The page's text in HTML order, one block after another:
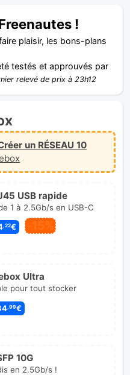
!
plaisir, les bons-plans
testés et approuvés par
relevé de prix à 23h12
un RÉSEAU 10
USB rapide
1 à 2.5Gb/s en USB-C
,22€ -15%
Ultra
pour tout stocker
,99€
10G
en 2.5Gb/s !